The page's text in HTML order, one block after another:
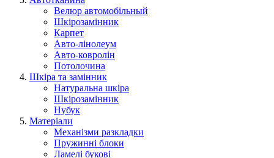
Велюр автомобільный
Шкірозамінник
Карпет
Авто-лінолеум
Авто-ковролін
Потолочина
Шкіра та замінник
Натуральна шкіра
Шкірозамінник
Нубук
Матеріали
Механізми разкладки
Пружинні блоки
Ламелі букові